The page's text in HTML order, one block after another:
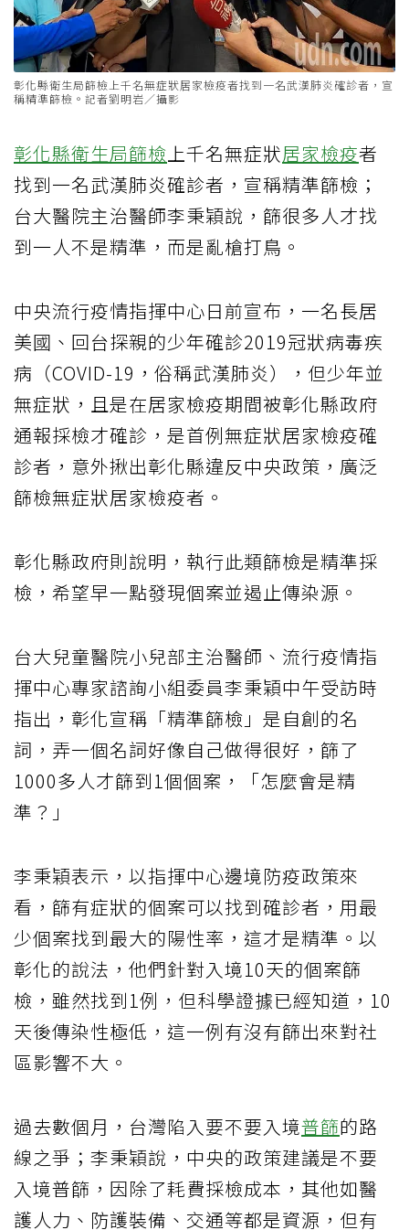
彰化縣衛生局篩檢上千名無症狀居家檢疫者找到一名武漢肺炎確診者，宣
稱精準篩檢。記者劉明岩／攝影
彰化縣衛生局篩檢上千名無症狀居家檢疫者
找到一名武漢肺炎確診者，宣稱精準篩檢；
台大醫院主治醫師李秉穎說，篩很多人才找
到一人不是精準，而是亂槍打鳥。
中央流行疫情指揮中心日前宣布，一名長居
美國、回台探親的少年確診2019冠狀病毒疾
病（COVID-19，俗稱武漢肺炎），但少年並
無症狀，且是在居家檢疫期間被彰化縣政府
通報採檢才確診，是首例無症狀居家檢疫確
診者，意外揪出彰化縣違反中央政策，廣泛
篩檢無症狀居家檢疫者。
彰化縣政府則說明，執行此類篩檢是精準採
檢，希望早一點發現個案並遏止傳染源。
台大兒童醫院小兒部主治醫師、流行疫情指
揮中心專家諮詢小組委員李秉穎中午受訪時
指出，彰化宣稱「精準篩檢」是自創的名
詞，弄一個名詞好像自己做得很好，篩了
1000多人才篩到1個個案，「怎麼會是精
準？」
李秉穎表示，以指揮中心邊境防疫政策來
看，篩有症狀的個案可以找到確診者，用最
少個案找到最大的陽性率，這才是精準。以
彰化的說法，他們針對入境10天的個案篩
檢，雖然找到1例，但科學證據已經知道，10
天後傳染性極低，這一例有沒有篩出來對社
區影響不大。
過去數個月，台灣陷入要不要入境普篩的路
線之爭；李秉穎說，中央的政策建議是不要
入境普篩，因除了耗費採檢成本，其他如醫
護人力、防護裝備、交通等都是資源，但有